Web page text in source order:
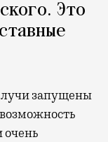
Это
лучи запущены
очень